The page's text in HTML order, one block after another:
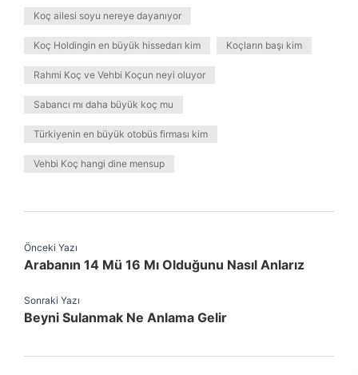
Koç ailesi soyu nereye dayanıyor
Koç Holdingin en büyük hissedarı kim Koçların başı kim
Rahmi Koç ve Vehbi Koçun neyi oluyor
Sabancı mı daha büyük koç mu
Türkiyenin en büyük otobüs firması kim
Vehbi Koç hangi dine mensup
Önceki Yazı
Arabanın 14 Mü 16 Mı Olduğunu Nasıl Anlarız
Sonraki Yazı
Beyni Sulanmak Ne Anlama Gelir